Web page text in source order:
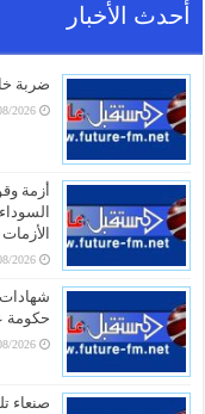
أحدث الأخبار
ضربة
00:17
أزمة
الأزمات
21:01
حكومة
20:31
صنعاء